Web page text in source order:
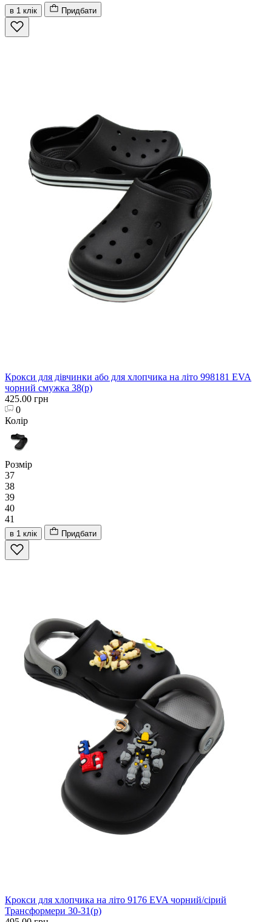
в 1 клік Придбати
Крокси для дівчинки або для хлопчика на літо 998181 EVA
чорний смужка 38(р)
425.00 грн
0
Колір
Розмір
37
38
39
40
41
в 1 клік Придбати
Крокси для хлопчика на літо 9176 EVA чорний/сірий
Трансформери 30-31(р)